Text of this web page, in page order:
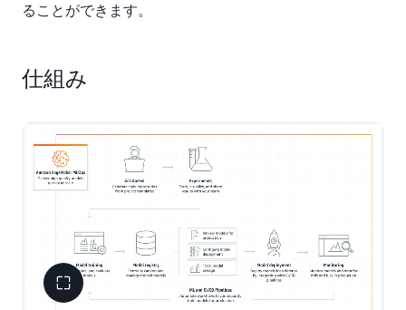
ることができます。
仕組み